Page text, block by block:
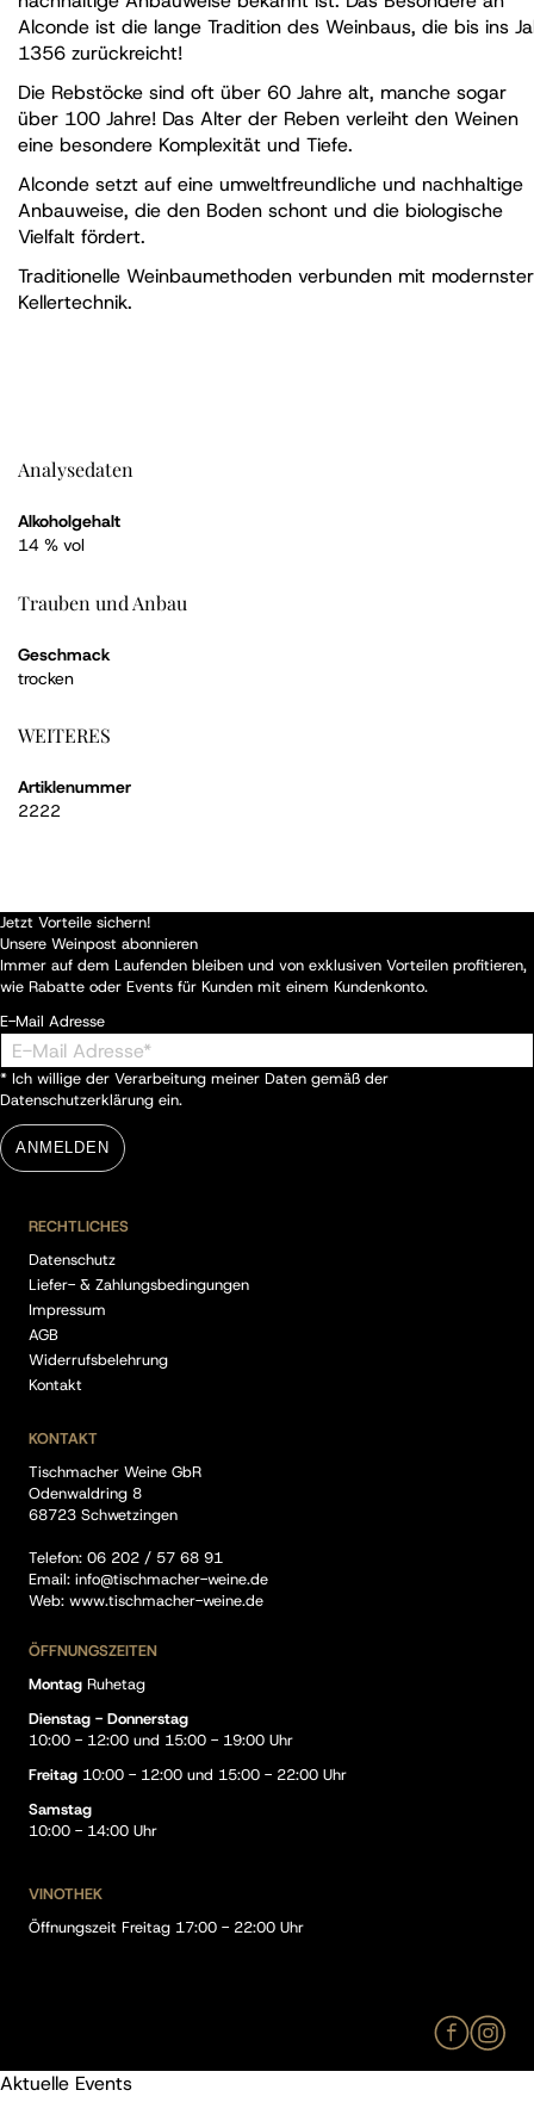
Alconde ist die lange Tradition des Weinbaus, die bis ins
1356 zurückreicht!
Die Rebstöcke sind oft über 60 Jahre alt, manche sogar
über 100 Jahre! Das Alter der Reben verleiht den Weinen
eine besondere Komplexität und Tiefe.
Alconde setzt auf eine umweltfreundliche und nachhaltige
Anbauweise, die den Boden schont und die biologische
Vielfalt fördert.
Traditionelle Weinbaumethoden verbunden mit modernster
Kellertechnik.
Analysedaten
Alkoholgehalt
14 % vol
Trauben und Anbau
Geschmack
trocken
WEITERES
Artiklenummer
2222
Jetzt Vorteile sichern!
Unsere Weinpost abonnieren
Immer auf dem Laufenden bleiben und von exklusiven Vorteilen profitieren,
wie Rabatte oder Events für Kunden mit einem Kundenkonto.
E-Mail Adresse
* Ich willige der Verarbeitung meiner Daten gemäß der
Datenschutzerklärung ein.
ANMELDEN
RECHTLICHES
Datenschutz
Liefer- & Zahlungsbedingungen
Impressum
AGB
Widerrufsbelehrung
Kontakt
KONTAKT
Tischmacher Weine GbR
Odenwaldring 8
68723 Schwetzingen
Telefon: 06 202 / 57 68 91
Email: info@tischmacher-weine.de
Web: www.tischmacher-weine.de
ÖFFNUNGSZEITEN
Montag Ruhetag
Dienstag - Donnerstag
10:00 - 12:00 und 15:00 - 19:00 Uhr
Freitag 10:00 - 12:00 und 15:00 - 22:00 Uhr
Samstag
10:00 - 14:00 Uhr
VINOTHEK
Öffnungszeit Freitag 17:00 - 22:00 Uhr
Aktuelle Events